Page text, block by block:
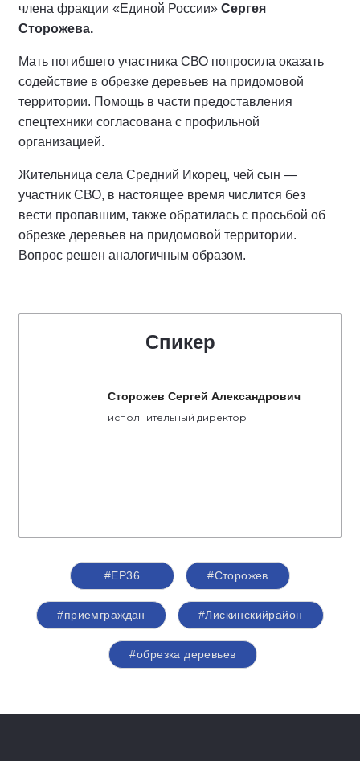
члена фракции «Единой России» Сергея
Сторожева.
Мать погибшего участника СВО попросила оказать
содействие в обрезке деревьев на придомовой
территории. Помощь в части предоставления
спецтехники согласована с профильной
организацией.
Жительница села Средний Икорец, чей сын —
участник СВО, в настоящее время числится без
вести пропавшим, также обратилась с просьбой об
обрезке деревьев на придомовой территории.
Вопрос решен аналогичным образом.
Спикер
Сторожев Сергей Александрович
исполнительный директор
#ЕР36 #Сторожев
#приемграждан #Лискинскийрайон
#обрезка деревьев